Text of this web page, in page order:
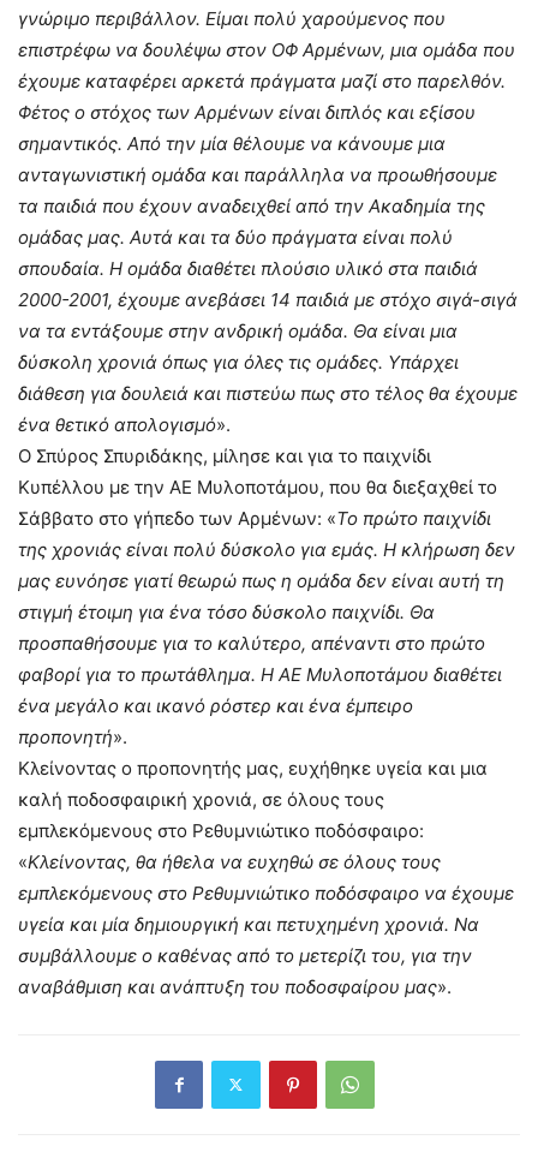
γνώριμο περιβάλλον. Είμαι πολύ χαρούμενος που
επιστρέφω να δουλέψω στον ΟΦ Αρμένων, μια ομάδα που
έχουμε καταφέρει αρκετά πράγματα μαζί στο παρελθόν.
Φέτος ο στόχος των Αρμένων είναι διπλός και εξίσου
σημαντικός. Από την μία θέλουμε να κάνουμε μια
ανταγωνιστική ομάδα και παράλληλα να προωθήσουμε
τα παιδιά που έχουν αναδειχθεί από την Ακαδημία της
ομάδας μας. Αυτά και τα δύο πράγματα είναι πολύ
σπουδαία. Η ομάδα διαθέτει πλούσιο υλικό στα παιδιά
2000-2001, έχουμε ανεβάσει 14 παιδιά με στόχο σιγά-σιγά
να τα εντάξουμε στην ανδρική ομάδα. Θα είναι μια
δύσκολη χρονιά όπως για όλες τις ομάδες. Υπάρχει
διάθεση για δουλειά και πιστεύω πως στο τέλος θα έχουμε
ένα θετικό απολογισμό».
Ο Σπύρος Σπυριδάκης, μίλησε και για το παιχνίδι
Κυπέλλου με την ΑΕ Μυλοποτάμου, που θα διεξαχθεί το
Σάββατο στο γήπεδο των Αρμένων: «Το πρώτο παιχνίδι
της χρονιάς είναι πολύ δύσκολο για εμάς. Η κλήρωση δεν
μας ευνόησε γιατί θεωρώ πως η ομάδα δεν είναι αυτή τη
στιγμή έτοιμη για ένα τόσο δύσκολο παιχνίδι. Θα
προσπαθήσουμε για το καλύτερο, απέναντι στο πρώτο
φαβορί για το πρωτάθλημα. Η ΑΕ Μυλοποτάμου διαθέτει
ένα μεγάλο και ικανό ρόστερ και ένα έμπειρο
προπονητή».
Κλείνοντας ο προπονητής μας, ευχήθηκε υγεία και μια
καλή ποδοσφαιρική χρονιά, σε όλους τους
εμπλεκόμενους στο Ρεθυμνιώτικο ποδόσφαιρο:
«Κλείνοντας, θα ήθελα να ευχηθώ σε όλους τους
εμπλεκόμενους στο Ρεθυμνιώτικο ποδόσφαιρο να έχουμε
υγεία και μία δημιουργική και πετυχημένη χρονιά. Να
συμβάλλουμε ο καθένας από το μετερίζι του, για την
αναβάθμιση και ανάπτυξη του ποδοσφαίρου μας».